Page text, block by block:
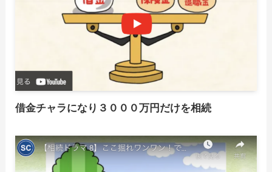
借金チャラになり３０００万円だけを相続